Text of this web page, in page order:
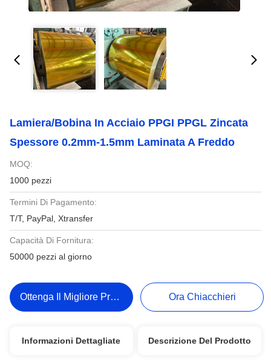
Lamiera/Bobina In Acciaio PPGI PPGL Zincata
Spessore 0.2mm-1.5mm Laminata A Freddo
MOQ:
1000 pezzi
Termini Di Pagamento:
T/T, PayPal, Xtransfer
Capacità Di Fornitura:
50000 pezzi al giorno
Ottenga Il Migliore Prezzo Ora Chiacchieri
Informazioni Dettagliate Descrizione Del Prodotto